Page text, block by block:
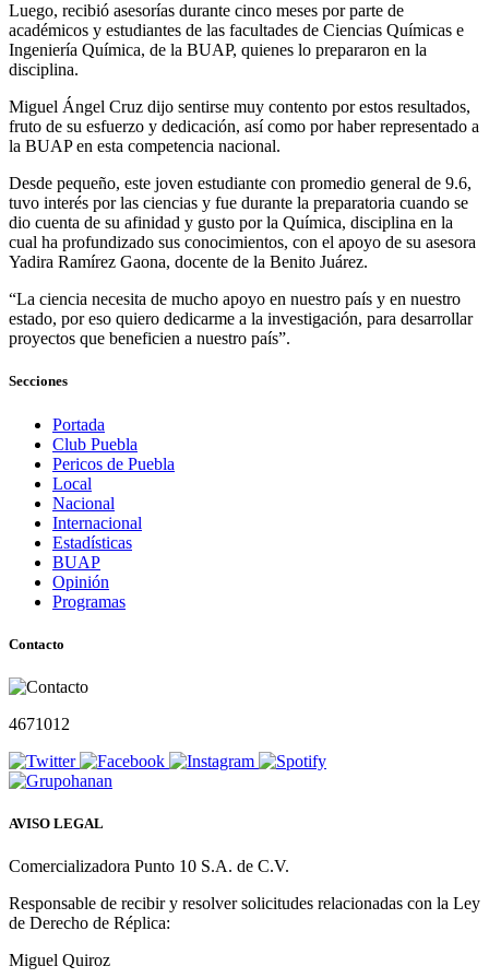
Luego, recibió asesorías durante cinco meses por parte de
académicos y estudiantes de las facultades de Ciencias Químicas e
Ingeniería Química, de la BUAP, quienes lo prepararon en la
disciplina.
Miguel Ángel Cruz dijo sentirse muy contento por estos resultados,
fruto de su esfuerzo y dedicación, así como por haber representado a
la BUAP en esta competencia nacional.
Desde pequeño, este joven estudiante con promedio general de 9.6,
tuvo interés por las ciencias y fue durante la preparatoria cuando se
dio cuenta de su afinidad y gusto por la Química, disciplina en la
cual ha profundizado sus conocimientos, con el apoyo de su asesora
Yadira Ramírez Gaona, docente de la Benito Juárez.
“La ciencia necesita de mucho apoyo en nuestro país y en nuestro
estado, por eso quiero dedicarme a la investigación, para desarrollar
proyectos que beneficien a nuestro país”.
Secciones
Portada
Club Puebla
Pericos de Puebla
Local
Nacional
Internacional
Estadísticas
BUAP
Opinión
Programas
Contacto
4671012
AVISO LEGAL
Comercializadora Punto 10 S.A. de C.V.
Responsable de recibir y resolver solicitudes relacionadas con la Ley
de Derecho de Réplica:
Miguel Quiroz